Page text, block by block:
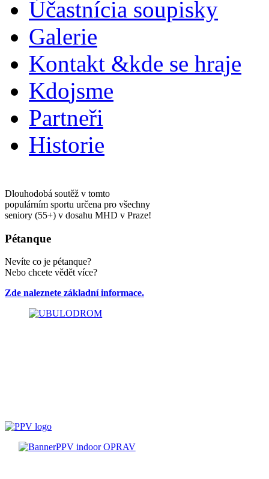
Účastnícia soupisky
Galerie
Kontakt &kde se hraje
Kdojsme
Partneři
Historie
Dlouhodobá soutěž v tomto
populárním sportu určena pro všechny
seniory (55+) v dosahu MHD v Praze!
Pétanque
Nevíte co je pétanque?
Nebo chcete vědět více?
Zde naleznete základní informace.